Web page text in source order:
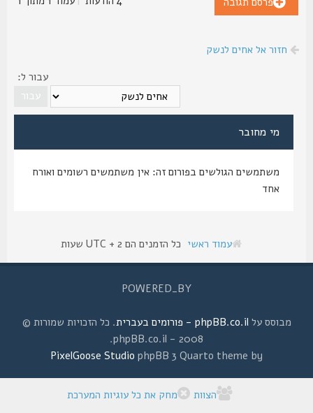
חזור אל אחים לנשק
עבור ל:
מי מחובר
משתמשים הגולשים בפורום זה: אין משתמשים רשומים ואורח
עמוד ראשי כל הזמנים הם UTC + 2 שעות
POWERED_BY
מבוסס עלphpBB.co.il - פורומים בעברית
. כל הזכויות שמורות ©
2008 - phpBB.co.il.
phpBB 3 Quarto theme by
PixelGoose Studio
הצוות מחק את כל עוגיות המערכת